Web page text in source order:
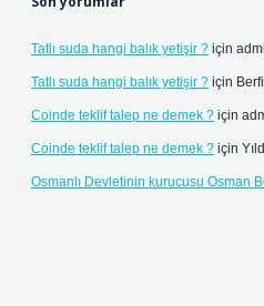
Tatlı suda hangi balık yetişir ? için
Tatlı suda hangi balık yetişir ? için
Coinde teklif talep ne demek ? için
Coinde teklif talep ne demek ? için
Osmanlı Devletinin kurucusu Osman